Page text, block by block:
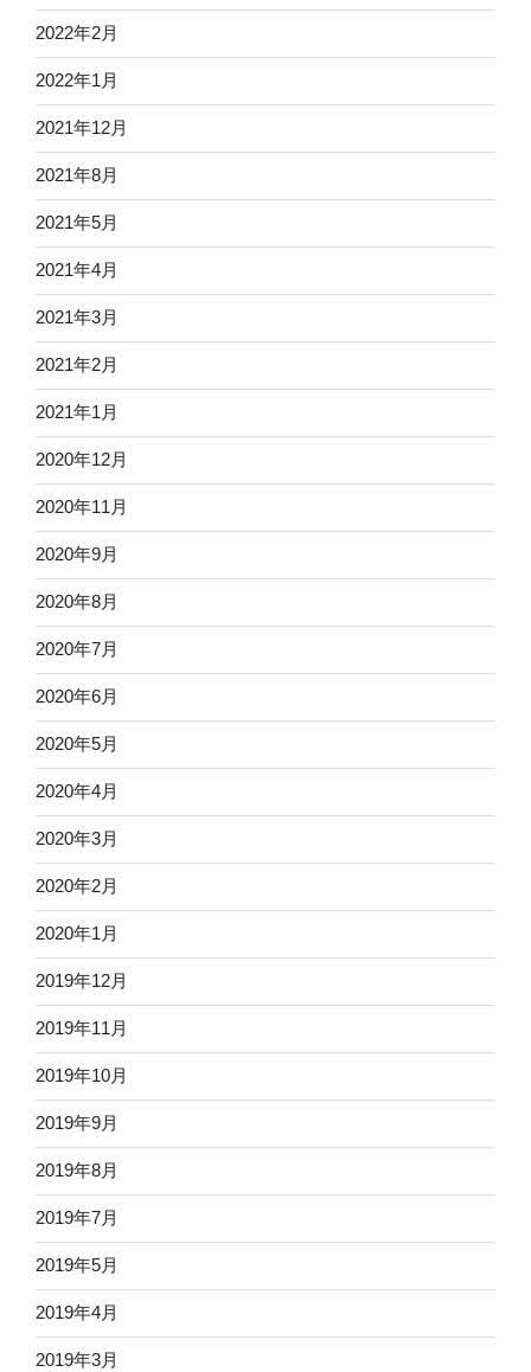
2022年2月
2022年1月
2021年12月
2021年8月
2021年5月
2021年4月
2021年3月
2021年2月
2021年1月
2020年12月
2020年11月
2020年9月
2020年8月
2020年7月
2020年6月
2020年5月
2020年4月
2020年3月
2020年2月
2020年1月
2019年12月
2019年11月
2019年10月
2019年9月
2019年8月
2019年7月
2019年5月
2019年4月
2019年3月